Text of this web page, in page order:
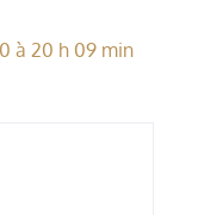
à 20 h 09 min